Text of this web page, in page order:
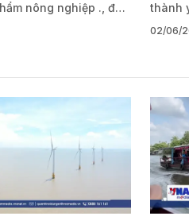
mà là mỏ vàng, là
sinh học.
thành
trình
môi
dụng
phát
thác,
02/06/